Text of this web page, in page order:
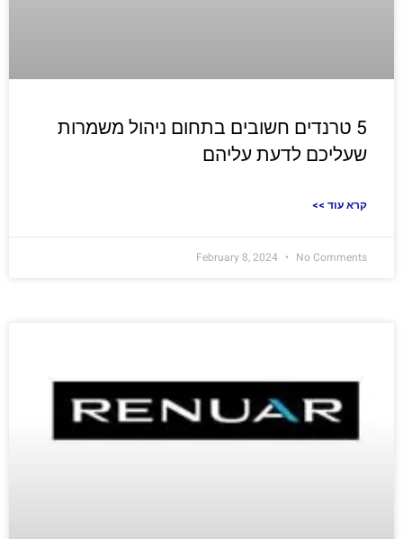
5 טרנדים חשובים בתחום ניהול משמרות
שעליכם לדעת עליהם
<< קרא עוד
February 8, 2024 No Comments